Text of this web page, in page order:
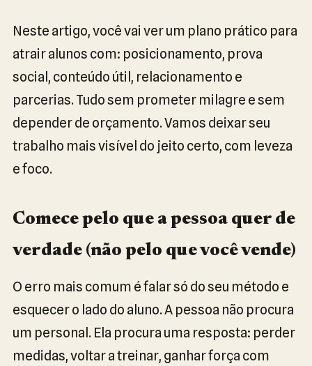
Neste artigo, você vai ver um plano prático para
atrair alunos com: posicionamento, prova
social, conteúdo útil, relacionamento e
parcerias. Tudo sem prometer milagre e sem
depender de orçamento. Vamos deixar seu
trabalho mais visível do jeito certo, com leveza
e foco.
Comece pelo que a pessoa quer de
verdade (não pelo que você vende)
O erro mais comum é falar só do seu método e
esquecer o lado do aluno. A pessoa não procura
um personal. Ela procura uma resposta: perder
medidas, voltar a treinar, ganhar força com